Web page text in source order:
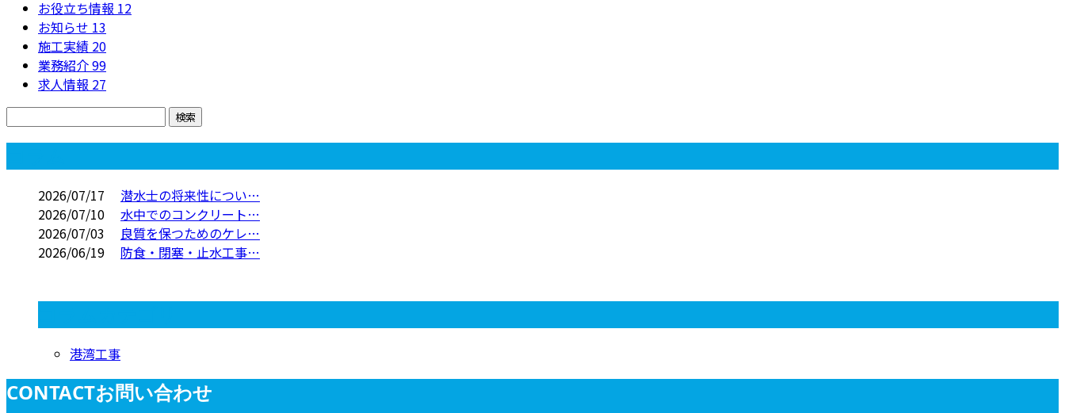
お役立ち情報 12
お知らせ 13
施工実績 20
業務紹介99
求人情報 27
2026/07/17
潜水士の将来性につい…
2026/07/10
水中でのコンクリート…
2026/07/03
良質を保つためのケレ…
2026/06/19
防食・閉塞・止水工事…
港湾工事
CONTACTお問い合わせ